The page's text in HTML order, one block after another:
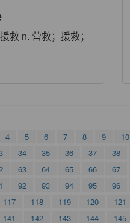
救 n. 营救；援救；
4 5 6 7 8 9 10
34 35 36 37 38
63 64 65 66 67
92 93 94 95 96
117 118 119 120 121
141 142 143 144 145